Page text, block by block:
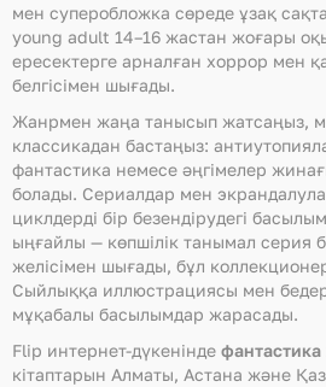
мен суперобложка сөреде ұзақ
young adult 14–16 жастан жоғары
ересектерге арналған хоррор мен
белгісімен шығады.
Жанрмен жаңа танысып жатсаңыз,
классикадан бастаңыз:
фантастика немесе әңгімелер
болады. Сериалдар мен
циклдерді бір безендірудегі
ыңғайлы — көпшілік танымал серия
желісімен шығады, бұл
Сыйлыққа иллюстрациясы мен
мұқабалы басылымдар жарасады.
Flip интернет-дүкенінде
кітаптарын Алматы, Астана және